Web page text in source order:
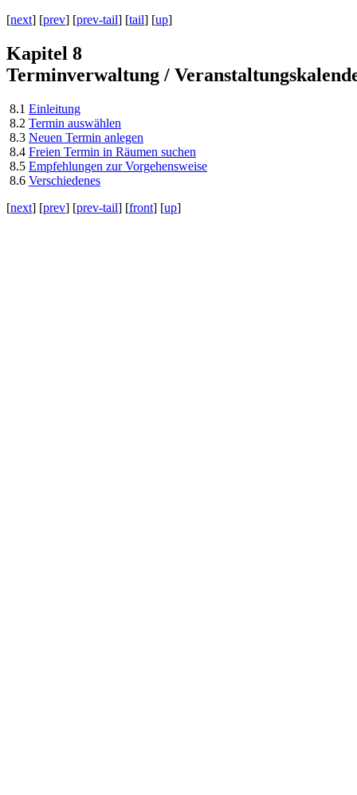
[next] [prev] [prev-tail] [tail] [up]
Kapitel 8
Terminverwaltung /
8.1 Einleitung
8.2 Termin auswählen
8.3 Neuen Termin anlegen
8.4 Freien Termin in Räumen suchen
8.5 Empfehlungen zur Vorgehensweise
8.6 Verschiedenes
[next] [prev] [prev-tail] [front] [up]